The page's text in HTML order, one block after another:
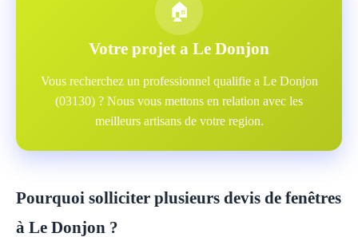
🏠
Votre projet a Le Donjon
Vous recherchez un professionnel qualifie a Le Donjon
(03130) ? Nous vous mettons en relation avec les
meilleurs artisans de votre region.
Pourquoi solliciter plusieurs devis de fenêtres
à Le Donjon ?